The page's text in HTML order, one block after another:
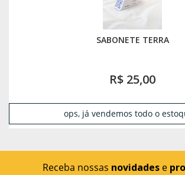
SABONETE TERRA
R$ 25,00
ops, já vendemos todo o
Receba nossas novidades e